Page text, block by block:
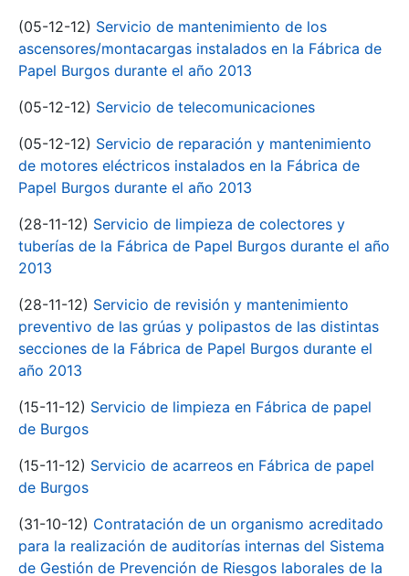
(05-12-12) Servicio de mantenimiento de los
ascensores/montacargas instalados en la Fábrica de
Papel Burgos durante el año 2013
(05-12-12) Servicio de telecomunicaciones
(05-12-12) Servicio de reparación y mantenimiento
de motores eléctricos instalados en la Fábrica de
Papel Burgos durante el año 2013
(28-11-12) Servicio de limpieza de colectores y
tuberías de la Fábrica de Papel Burgos durante el año
2013
(28-11-12) Servicio de revisión y mantenimiento
preventivo de las grúas y polipastos de las distintas
secciones de la Fábrica de Papel Burgos durante el
año 2013
(15-11-12) Servicio de limpieza en Fábrica de papel
de Burgos
(15-11-12) Servicio de acarreos en Fábrica de papel
de Burgos
(31-10-12) Contratación de un organismo acreditado
para la realización de auditorías internas del Sistema
de Gestión de Prevención de Riesgos laborales de la